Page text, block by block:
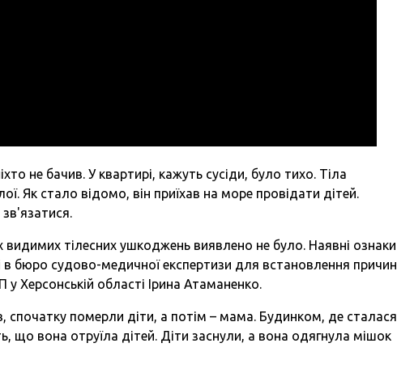
не бачив. У квартирі, кажуть сусіди, було тихо. Тіла
Як стало відомо, він приїхав на море провідати дітей.
видимих тілесних ушкоджень виявлено не було. Наявні ознаки
в бюро судово-медичної експертизи для встановлення причин
Херсонській області Ірина Атаманенко.
спочатку померли діти, а потім – мама. Будинком, де сталася
що вона отруїла дітей. Діти заснули, а вона одягнула мішок